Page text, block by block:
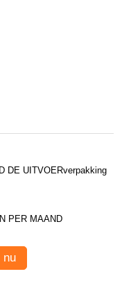
DE UITVOERverpakking
PER MAAND
nu